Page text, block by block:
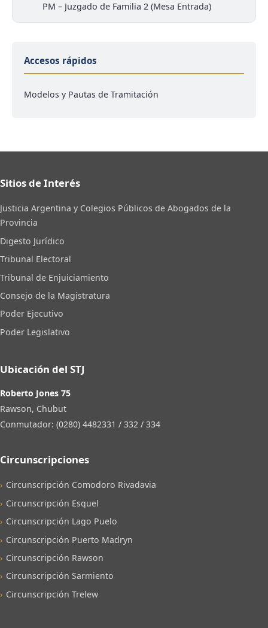
PM – Juzgado de Familia 2 (Mesa Entrada)
Accesos rápidos
Modelos y Pautas de Tramitación
Sitios de Interés
Justicia Argentina y Colegios Públicos de Abogados de la
Provincia
Digesto Jurídico
Tribunal Electoral
Tribunal de Enjuiciamiento
Consejo de la Magistratura
Poder Ejecutivo
Poder Legislativo
Ubicación del STJ
Roberto Jones 75
Rawson, Chubut
Conmutador: (0280) 4482331 / 332 / 334
Circunscripciones
Circunscripción Comodoro Rivadavia
Circunscripción Esquel
Circunscripción Lago Puelo
Circunscripción Puerto Madryn
Circunscripción Rawson
Circunscripción Sarmiento
Circunscripción Trelew